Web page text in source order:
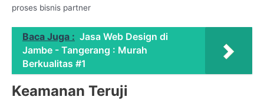
proses bisnis partner
Baca Juga : Jasa Web Design di
Jambe - Tangerang : Murah
Berkualitas #1
Keamanan Teruji